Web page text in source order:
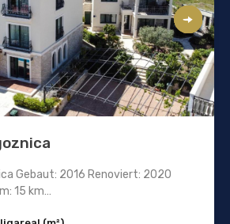
Gebaut: 2016 Renoviert: 2020
15 km…